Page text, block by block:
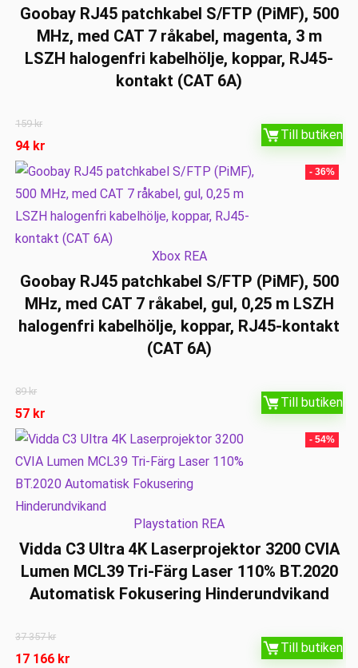
Goobay RJ45 patchkabel S/FTP (PiMF), 500
MHz, med CAT 7 råkabel, magenta, 3 m
LSZH halogenfri kabelhölje, koppar, RJ45-
kontakt (CAT 6A)
159kr
94 kr
Till butiken
- 36%
Xbox REA
Goobay RJ45 patchkabel S/FTP (PiMF), 500
MHz, med CAT 7 råkabel, gul, 0,25 m LSZH
halogenfri kabelhölje, koppar, RJ45-kontakt
(CAT 6A)
89kr
57 kr
Till butiken
- 54%
Playstation REA
Vidda C3 Ultra 4K Laserprojektor 3200 CVIA
Lumen MCL39 Tri-Färg Laser 110% BT.2020
Automatisk Fokusering Hinderundvikand
37 357kr
17 166 kr
Till butiken